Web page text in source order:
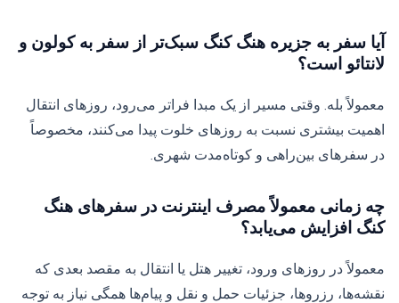
آیا سفر به جزیره هنگ کنگ سبک‌تر از سفر به کولون و
لانتائو است؟
معمولاً بله. وقتی مسیر از یک مبدا فراتر می‌رود، روزهای انتقال
اهمیت بیشتری نسبت به روزهای خلوت پیدا می‌کنند، مخصوصاً
در سفرهای بین‌راهی و کوتاه‌مدت شهری.
چه زمانی معمولاً مصرف اینترنت در سفرهای هنگ
کنگ افزایش می‌یابد؟
معمولاً در روزهای ورود، تغییر هتل یا انتقال به مقصد بعدی که
نقشه‌ها، رزروها، جزئیات حمل و نقل و پیام‌ها همگی نیاز به توجه